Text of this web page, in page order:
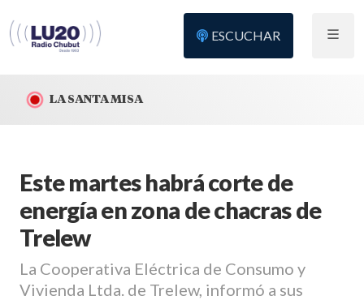
ESCUCHAR
LA SANTA MISA
Este martes habrá corte de
energía en zona de chacras de
Trelew
La Cooperativa Eléctrica de Consumo y
Vivienda Ltda. de Trelew, informó a sus